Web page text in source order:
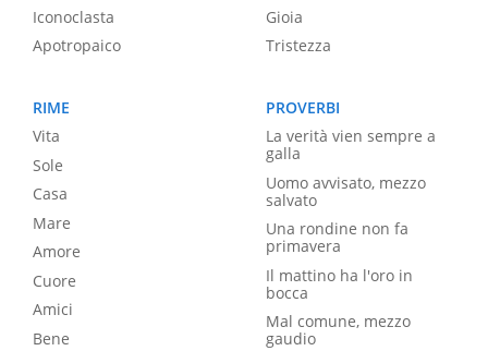
Iconoclasta
Apotropaico
Gioia
Tristezza
RIME
Vita
Sole
Casa
Mare
Amore
Cuore
Amici
Bene
PROVERBI
La verità vien sempre a
galla
Uomo avvisato, mezzo
salvato
Una rondine non fa
primavera
Il mattino ha l'oro in
bocca
Mal comune, mezzo
gaudio